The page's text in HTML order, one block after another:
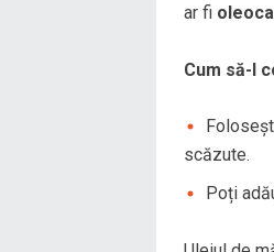
ar fi
Cum să-l
scăzute.
Poți